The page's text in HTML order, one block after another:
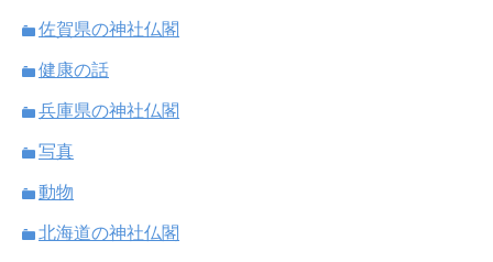
佐賀県の神社仏閣
健康の話
兵庫県の神社仏閣
写真
動物
北海道の神社仏閣